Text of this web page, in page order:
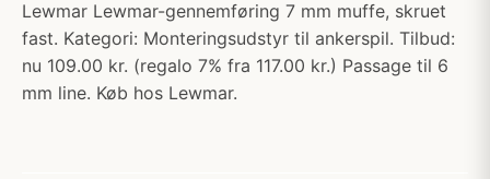
Lewmar Lewmar-gennemføring 7 mm muffe, skruet
fast. Kategori: Monteringsudstyr til ankerspil. Tilbud:
nu 109.00 kr. (regalo 7% fra 117.00 kr.) Passage til 6
mm line. Køb hos Lewmar.